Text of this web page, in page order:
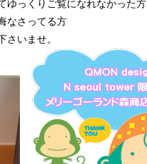
ゆっくりご覧になれなかった方
なさってる方
さいませ。